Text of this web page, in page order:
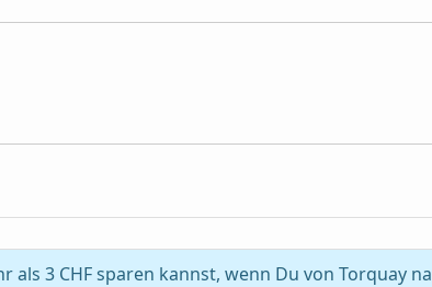
als 3 CHF sparen kannst, wenn Du von Torquay